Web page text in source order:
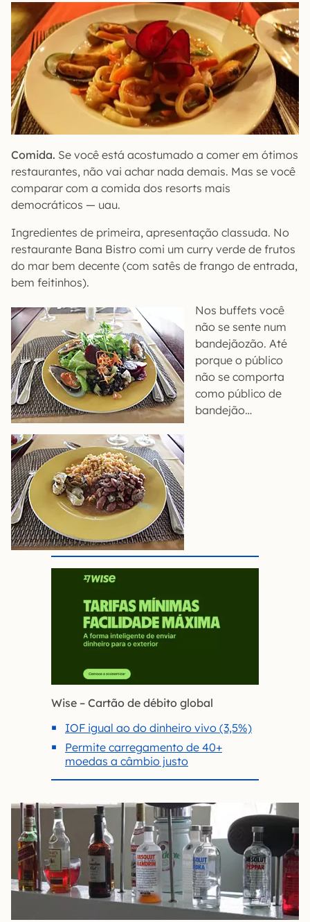
Comida. Se você está acostumado a comer em ótimos
restaurantes, não vai achar nada demais. Mas se você
comparar com a comida dos resorts mais
democráticos — uau.
Ingredientes de primeira, apresentação classuda. No
restaurante Bana Bistro comi um curry verde de frutos
do mar bem decente (com satês de frango de entrada,
bem feitinhos).
Nos buffets você
não se sente num
bandejãozão. Até
porque o público
não se comporta
como público de
bandejão…
Wise – Cartão de débito global
IOF igual ao do dinheiro vivo (3,5%)
Permite carregamento de 40+
moedas a câmbio justo